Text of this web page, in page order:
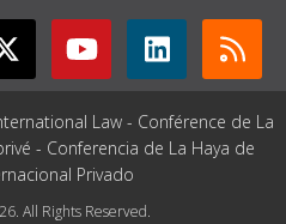
Law - Conférence de La
- Conferencia de La Haya de
Privado
All Rights Reserved.